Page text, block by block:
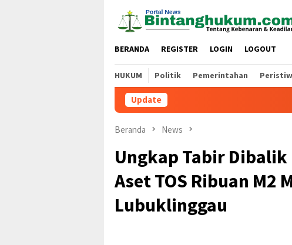
konten
BERANDA REGISTER LOGIN LOGOUT
HUKUM Politik Pemerintahan
Update
Beranda News
Ungkap Tabir
Aset TOS Ribuan M2
Lubuklinggau